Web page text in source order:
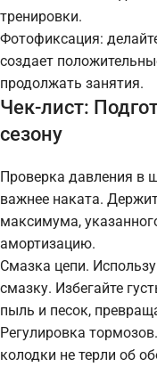
тренировки.
Фотофиксация:
создает
продолжать занятия.
Чек-лист:
сезону
Проверка давления в
важнее наката.
максимума,
амортизацию.
Смазка цепи.
смазку. Избегайте
пыль и песок,
Регулировка
колодки не терли об